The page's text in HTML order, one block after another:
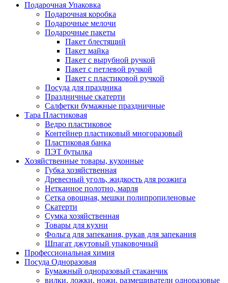
Подарочная Упаковка
Подарочная коробка
Подарочные мелочи
Подарочные пакеты
Пакет блестящий
Пакет майка
Пакет с вырубной ручкой
Пакет с петлевой ручкой
Пакет с пластиковой ручкой
Посуда для праздника
Праздничные скатерти
Салфетки бумажные праздничные
Тара Пластиковая
Ведро пластиковое
Контейнер пластиковый многоразовый
Пластиковая банка
ПЭТ бутылка
Хозяйственные товары, кухонные
Губка хозяйственная
Древесный уголь, жидкость для розжига
Нетканное полотно, марля
Сетка овощная, мешки полипропиленовые
Скатерти
Сумка хозяйственная
Товары для кухни
Фольга для запекания, рукав для запекания
Шпагат джутовый упаковочный
Профессиональная химия
Посуда Одноразовая
Бумажный одноразовый стаканчик
вилки, ложки, ножи, размешиватели одноразовые